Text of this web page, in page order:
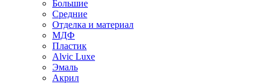
Большие
Средние
Отделка и материал
МДФ
Пластик
Alvic Luxe
Эмаль
Акрил